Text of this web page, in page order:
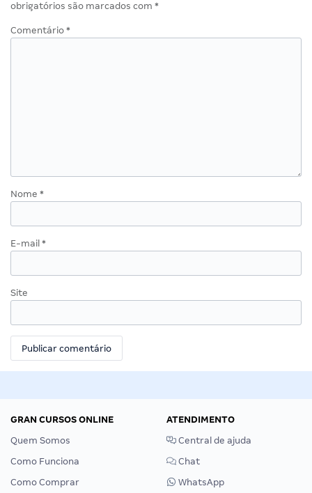
obrigatórios são marcados com *
Comentário *
Nome *
E-mail *
Site
GRAN CURSOS ONLINE
Quem Somos
Como Funciona
Como Comprar
ATENDIMENTO
Central de ajuda
Chat
WhatsApp